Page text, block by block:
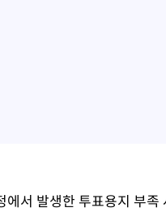
에서 발생한 투표용지 부